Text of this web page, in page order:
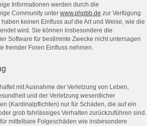
Informationen werden durch die
Community unter www.phpbb.de zur Verfügung
keinen Einfluss auf die Art und Weise, wie die
wird. Sie können insbesondere die
Software für bestimmte Zwecke nicht untersagen
fremder Foren Einfluss nehmen.
mit Ausnahme der Verletzung von Leben,
und der Verletzung wesentlicher
(Kardinalpflichten) nur für Schäden, die auf ein
grob fahrlässiges Verhalten zurückzuführen sind.
mittelbare Folgeschäden wie insbesondere